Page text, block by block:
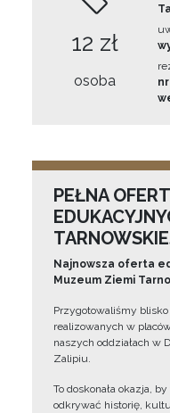
12 zł
osoba
PEŁNA
Najnowsza oferta
Muzeum Ziemi
Przygotowaliśmy
realizowanych w
naszych oddziałach w
Zalipiu.
To doskonała okazja,
odkrywać historię,